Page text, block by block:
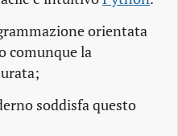
orientata
comunque la
soddisfa questo